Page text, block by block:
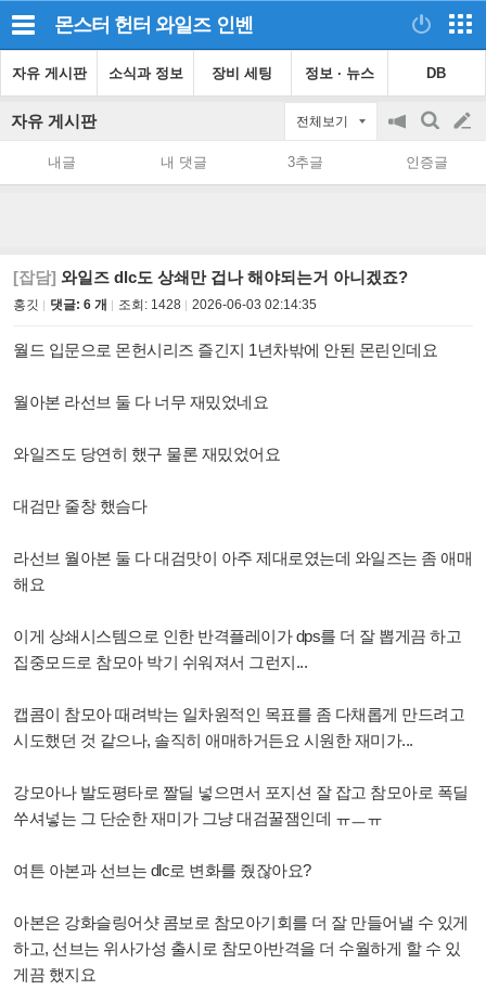
몬스터 헌터 와일즈 인벤
자유 게시판 소식과 정보 장비 세팅 정보 · 뉴스 DB
자유 게시판 전체보기
공
on/off
검
색
글
쓰
내글 내 댓글 3추글 인증글
[잡담] 와일즈 dlc도 상쇄만 겁나 해야되는거 아니겠죠?
홍깃 댓글: 6 개 조회: 1428 2026-06-03 02:14:35
월드 입문으로 몬헌시리즈 즐긴지 1년차밖에 안된 몬린인데요
월아본 라선브 둘 다 너무 재밌었네요
와일즈도 당연히 했구 물론 재밌었어요
대검만 줄창 했슴다
라선브 월아본 둘 다 대검맛이 아주 제대로였는데 와일즈는 좀 애매
해요
이게 상쇄시스템으로 인한 반격플레이가 dps를 더 잘 뽑게끔 하고
집중모드로 참모아 박기 쉬워져서 그런지...
캡콤이 참모아 때려박는 일차원적인 목표를 좀 다채롭게 만드려고
시도했던 것 같으나, 솔직히 애매하거든요 시원한 재미가...
강모아나 발도평타로 짤딜 넣으면서 포지션 잘 잡고 참모아로 폭딜
쑤셔넣는 그 단순한 재미가 그냥 대검꿀잼인데 ㅠㅡㅠ
여튼 아본과 선브는 dlc로 변화를 줬잖아요?
아본은 강화슬링어샷 콤보로 참모아기회를 더 잘 만들어낼 수 있게
하고, 선브는 위사가성 출시로 참모아반격을 더 수월하게 할 수 있
게끔 했지요